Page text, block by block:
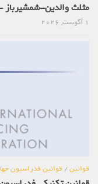
مثلث والدین-شمشیرباز -
1 آگوست, 2026
قوانین/ قوانین فدراسیون